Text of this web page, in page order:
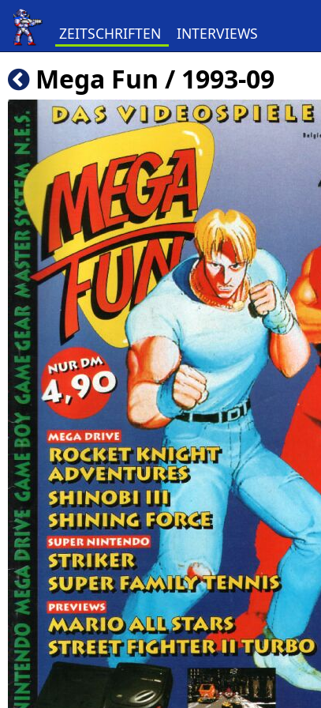
ZEITSCHRIFTEN INTERVIEWS
Mega Fun / 1993-09